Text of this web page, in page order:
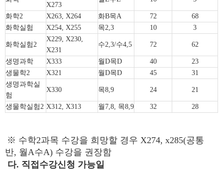
X273
화학2 X263, X264 화B목A 72
68
화학실험
X254, X255 목2,3 10 3
화학실험2
X229, X230,
X231
수2,3/수4,5 72 62
생명과학 X333 월D목D 40
23
생물학2 X321 월D목D 45
31
생명과학실
험
X330 목8,9 24 21
생물학실험2 X312, X313 월 7,8, 목8,9 32 28
※ 수학2과목 수강을 희망할 경우 X274, x285(공통
반, 월A수A) 수강을 권장함
다. 직접수강신청 가능일